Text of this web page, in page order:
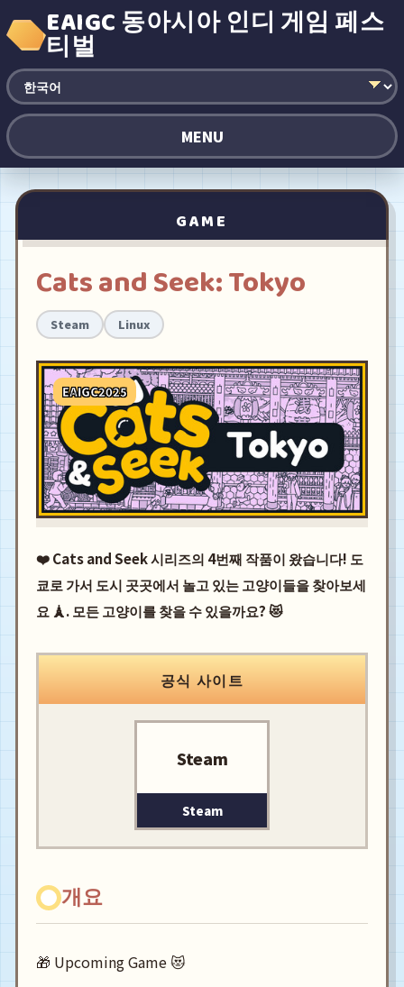
EAIGC 동아시아 인디 게임 페스
티벌
MENU
GAME
Cats and Seek: Tokyo
Steam Linux
EAIGC2025
❤️ Cats and Seek 시리즈의 4번째 작품이 왔습니다! 도
쿄로 가서 도시 곳곳에서 놀고 있는 고양이들을 찾아보세
요 🗼. 모든 고양이를 찾을 수 있을까요? 😻
공식 사이트
Steam
Steam
개요
🎁 Upcoming Game 😻